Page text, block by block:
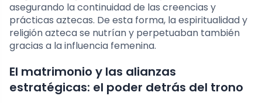
asegurando la continuidad de las creencias y
prácticas aztecas. De esta forma, la espiritualidad y
religión azteca se nutrían y perpetuaban también
gracias a la influencia femenina.
El matrimonio y las alianzas
estratégicas: el poder detrás del trono